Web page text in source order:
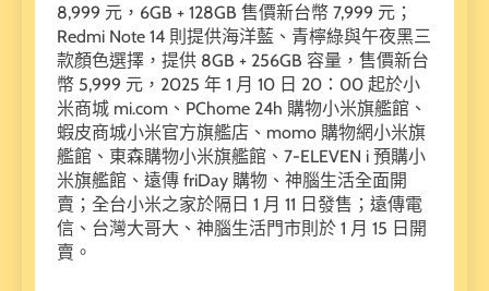
8,999 元，6GB + 128GB 售價新台幣 7,999 元；
Redmi Note 14 則提供海洋藍、青檸綠與午夜黑三
款顏色選擇，提供 8GB + 256GB 容量，售價新台
幣 5,999 元，2025 年 1 月 10 日 20：00 起於小
米商城 mi.com、PChome 24h 購物小米旗艦館、
蝦皮商城小米官方旗艦店、momo 購物網小米旗
艦館、東森購物小米旗艦館、7-ELEVEN i 預購小
米旗艦館、遠傳 friDay 購物、神腦生活全面開
賣；全台小米之家於隔日 1 月 11 日發售；遠傳電
信、台灣大哥大、神腦生活門市則於 1 月 15 日開
賣。